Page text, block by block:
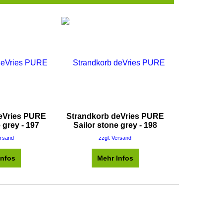
PURE
- 197
Strandkorb deVries PURE
Sailor stone grey - 198
zzgl. Versand
Mehr Infos